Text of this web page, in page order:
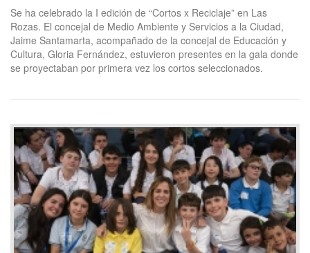
Se ha celebrado la I edición de “Cortos x Reciclaje” en Las
Rozas. El concejal de Medio Ambiente y Servicios a la Ciudad,
Jaime Santamarta, acompañado de la concejal de Educación y
Cultura, Gloria Fernández, estuvieron presentes en la gala donde
se proyectaban por primera vez los cortos seleccionados.